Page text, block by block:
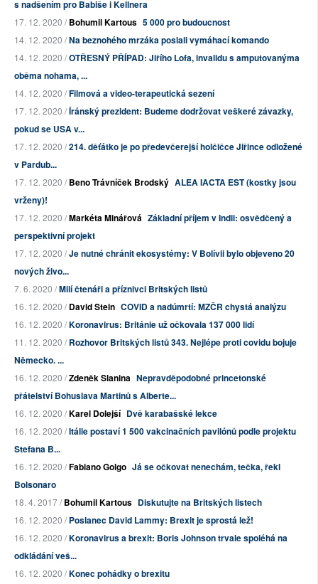
s nadšením pro Babiše i Kellnera
17. 12. 2020 /Bohumil Kartous 5 000 pro budoucnost
14. 12. 2020 /Na beznohého mrzáka poslali vymáhací komando
14. 12. 2020 /OTŘESNÝ PŘÍPAD: Jiřího Lofa, invalidu s amputovanýma
oběma nohama, ...
14. 12. 2020 /Filmová a video-terapeutická sezení
17. 12. 2020 /Íránský prezident: Budeme dodržovat veškeré závazky,
pokud se USA v...
17. 12. 2020 /214. děťátko je po předevčerejší holčičce Jiřince odložené
v Pardub...
17. 12. 2020 /Beno Trávníček Brodský ALEA IACTA EST (kostky jsou
vrženy)!
17. 12. 2020 /Markéta Minářová Základní příjem v Indii: osvědčený a
perspektivní projekt
17. 12. 2020 /Je nutné chránit ekosystémy: V Bolívii bylo objeveno 20
nových živo...
7. 6. 2020 /Milí čtenáři a příznivci Britských listů
16. 12. 2020 /David Stein COVID a nadúmrtí: MZČR chystá analýzu
16. 12. 2020 /Koronavirus: Británie už očkovala 137 000 lidí
11. 12. 2020 /Rozhovor Britských listů 343. Nejlépe proti covidu bojuje
Německo. ...
16. 12. 2020 /Zdeněk Slanina Nepravděpodobné princetonské
přátelství Bohuslava Martinů s Alberte...
16. 12. 2020 /Karel Dolejší Dvě karabašské lekce
16. 12. 2020 /Itálie postaví 1 500 vakcinačních pavilónů podle projektu
Stefana B...
16. 12. 2020 /Fabiano Golgo Já se očkovat nenechám, tečka, řekl
Bolsonaro
18. 4. 2017 /Bohumil Kartous Diskutujte na Britských listech
16. 12. 2020 /Poslanec David Lammy: Brexit je sprostá lež!
16. 12. 2020 /Koronavirus a brexit: Boris Johnson trvale spoléhá na
odkládání veš...
16. 12. 2020 /Konec pohádky o brexitu